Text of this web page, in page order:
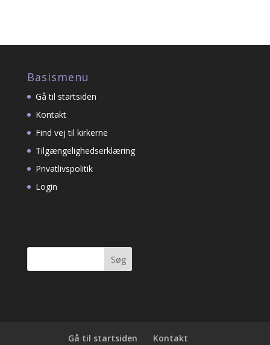
Basismenu
Gå til startsiden
Kontakt
Find vej til kirkerne
Tilgængelighedserklæring
Privatlivspolitik
Login
Søg
Gå til startsiden Kontakt